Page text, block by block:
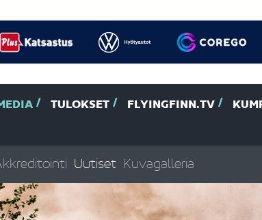
TULOKSET FLYINGFINN.TV
Uutiset Kuvagalleria